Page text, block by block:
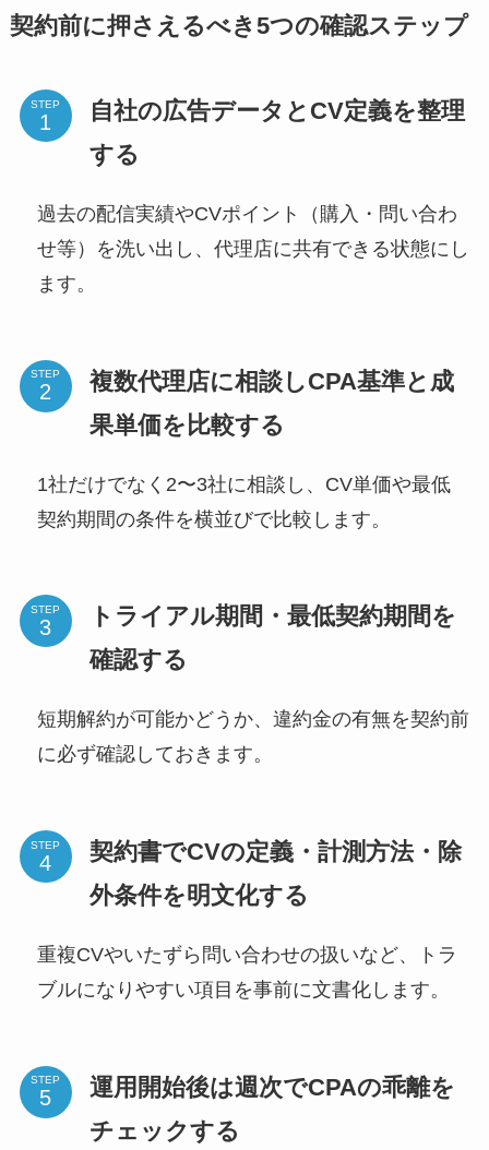
契約前に押さえるべき5つの確認ステップ
STEP
自社の広告データとCV定義を整理
する
過去の配信実績やCVポイント（購入・問い合わ
せ等）を洗い出し、代理店に共有できる状態にし
ます。
STEP
複数代理店に相談しCPA基準と成
果単価を比較する
1社だけでなく2〜3社に相談し、CV単価や最低
契約期間の条件を横並びで比較します。
STEP
トライアル期間・最低契約期間を
確認する
短期解約が可能かどうか、違約金の有無を契約前
に必ず確認しておきます。
STEP
契約書でCVの定義・計測方法・除
外条件を明文化する
重複CVやいたずら問い合わせの扱いなど、トラ
ブルになりやすい項目を事前に文書化します。
STEP
運用開始後は週次でCPAの乖離を
チェックする